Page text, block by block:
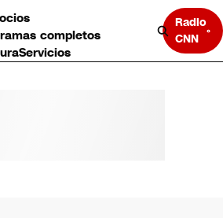
completos
Servicios
Radio
CNN